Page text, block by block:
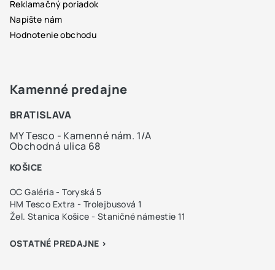
Reklamačný poriadok
Napíšte nám
Hodnotenie obchodu
Kamenné predajne
BRATISLAVA
MY Tesco - Kamenné nám. 1/A
Obchodná ulica 68
KOŠICE
OC Galéria - Toryská 5
HM Tesco Extra - Trolejbusová 1
Žel. Stanica Košice - Staničné námestie 11
OSTATNÉ PREDAJNE >